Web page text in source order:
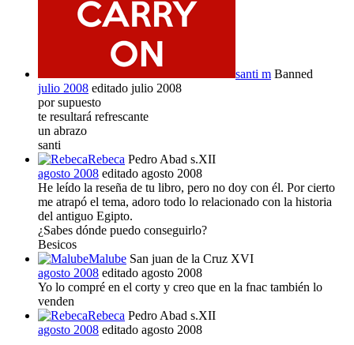
santi m Banned
julio 2008 editado julio 2008
por supuesto
te resultará refrescante
un abrazo
santi
Rebeca Pedro Abad s.XII
agosto 2008 editado agosto 2008
He leído la reseña de tu libro, pero no doy con él. Por cierto
me atrapó el tema, adoro todo lo relacionado con la historia
del antiguo Egipto.
¿Sabes dónde puedo conseguirlo?
Besicos
Malube San juan de la Cruz XVI
agosto 2008 editado agosto 2008
Yo lo compré en el corty y creo que en la fnac también lo
venden
Rebeca Pedro Abad s.XII
agosto 2008 editado agosto 2008